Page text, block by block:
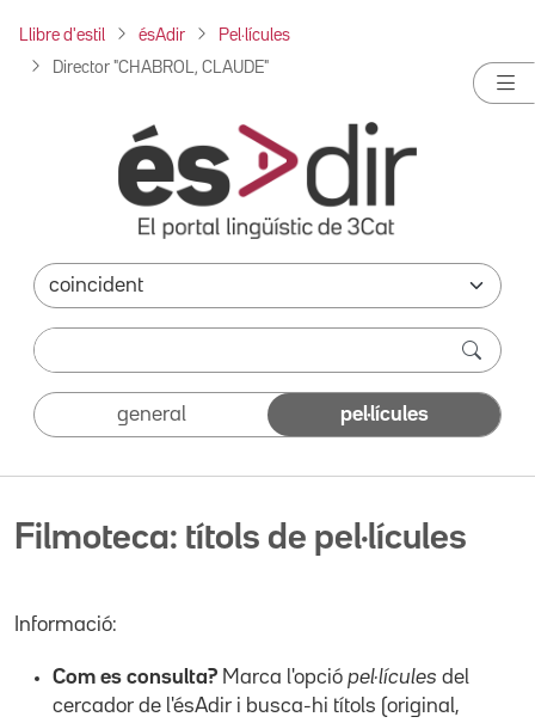
Llibre d'estil ésAdir Pel·lícules
Director "CHABROL, CLAUDE"
general pel·lícules
Filmoteca: títols de pel·lícules
Informació:
Com es consulta? Marca l'opció pel·lícules del
cercador de l'ésAdir i busca-hi títols (original,